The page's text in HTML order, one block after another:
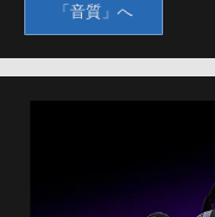
「音質」へ